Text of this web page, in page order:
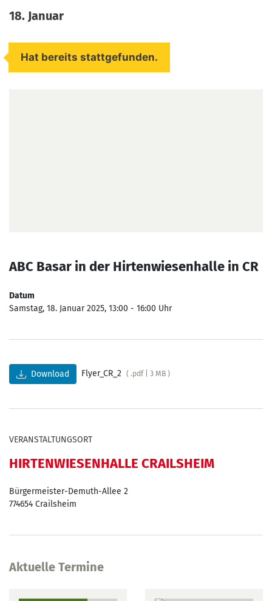
18. Januar
Hat bereits stattgefunden.
ABC Basar in der Hirtenwiesenhalle in CR
Datum
Samstag, 18. Januar 2025, 13:00 - 16:00 Uhr
Download Flyer_CR_2 ( .pdf | 3 MB )
VERANSTALTUNGSORT
HIRTENWIESENHALLE CRAILSHEIM
Bürgermeister-Demuth-Allee 2
774654 Crailsheim
Aktuelle Termine